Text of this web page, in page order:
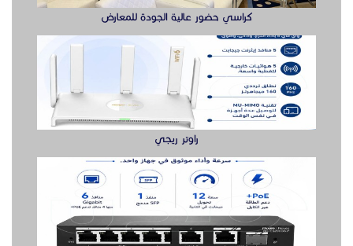
كراسي حضور عالية الجودة للمعارض
راوتر ريجي